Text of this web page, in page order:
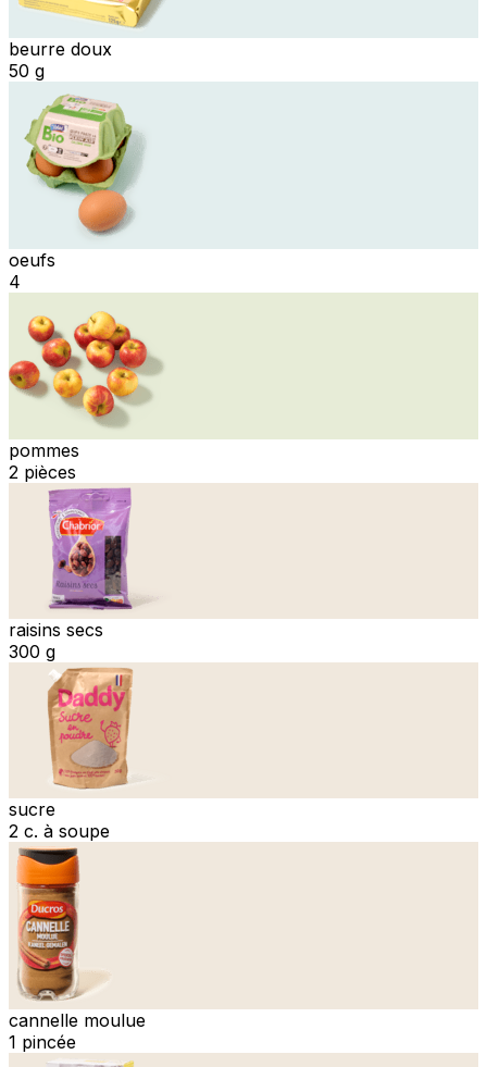
beurre doux
50 g
oeufs
4
pommes
2 pièces
raisins secs
300 g
sucre
2 c. à soupe
cannelle moulue
1 pincée